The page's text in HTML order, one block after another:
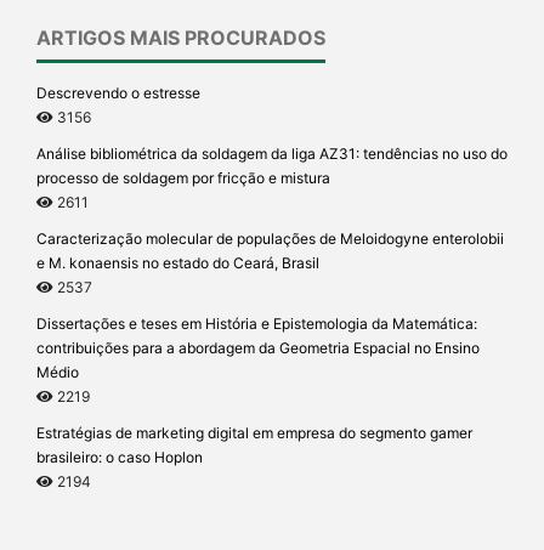
ARTIGOS MAIS PROCURADOS
Descrevendo o estresse
3156
Análise bibliométrica da soldagem da liga AZ31: tendências no uso do
processo de soldagem por fricção e mistura
2611
Caracterização molecular de populações de Meloidogyne enterolobii
e M. konaensis no estado do Ceará, Brasil
2537
Dissertações e teses em História e Epistemologia da Matemática:
contribuições para a abordagem da Geometria Espacial no Ensino
Médio
2219
Estratégias de marketing digital em empresa do segmento gamer
brasileiro: o caso Hoplon
2194